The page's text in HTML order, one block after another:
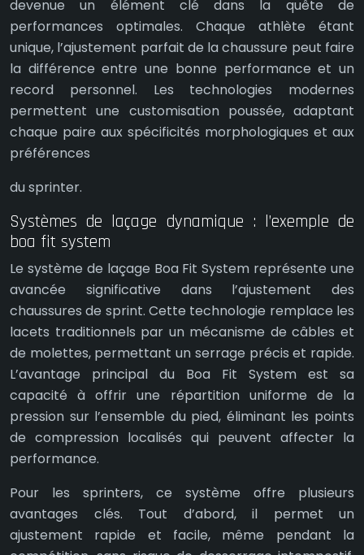
devenue un élément clé dans la quête de
performances optimales. Chaque athlète étant
unique, l’ajustement parfait de la chaussure peut faire
la différence entre une bonne performance et un
record personnel. Les technologies modernes
permettent une customisation poussée, adaptant
chaque paire aux spécificités morphologiques et aux
préférences
du sprinter.
Systèmes de laçage dynamique : l’exemple de
boa fit system
Le système de laçage Boa Fit System représente une
avancée significative dans l’ajustement des
chaussures de sprint. Cette technologie remplace les
lacets traditionnels par un mécanisme de câbles et
de molettes, permettant un serrage précis et rapide.
L’avantage principal du Boa Fit System est sa
capacité à offrir une répartition uniforme de la
pression sur l’ensemble du pied, éliminant les points
de compression localisés qui peuvent affecter la
performance.
Pour les sprinters, ce système offre plusieurs
avantages clés. Tout d’abord, il permet un
ajustement rapide et facile, même pendant la